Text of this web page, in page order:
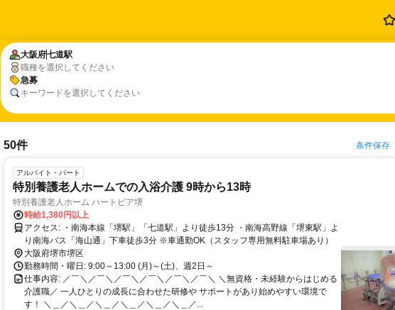
大阪府七道駅
職種を選択してください
急募
キーワードを選択してください
大阪府七道駅
急募
50件 条件保存
アルバイト・パート
特別養護老人ホームでの入浴介護 9時から13時
特別養護老人ホーム ハートピア堺
時給1,380円以上
アクセス: ・南海本線「堺駅」「七道駅」より徒歩13分 ・南海高野線「堺東駅」よ
り南海バス「海山通」下車徒歩3分 ※車通勤OK（スタッフ専用無料駐車場あり）
大阪府堺市堺区
勤務時間・曜日: 9:00～13:00 (月)～(土)、週2日～
仕事内容: ／￣＼／￣＼／￣＼／￣＼／￣＼／￣＼ ＼無資格・未経験からはじめる
介護職／ 一人ひとりの成長に合わせた研修や サポートがあり始めやすい環境で
す！ ＼＿／＼＿／＼＿／＼＿／＼＿／＼＿／...